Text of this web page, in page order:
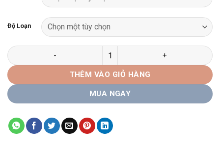
Độ Loạn
TRÒNG KÍNH ĐỔI MÀU VISIONX số lượng
THÊM VÀO GIỎ HÀNG
MUA NGAY